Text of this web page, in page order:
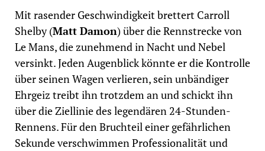
Mit rasender Geschwindigkeit brettert Carroll
Shelby (Matt Damon) über die Rennstrecke von
Le Mans, die zunehmend in Nacht und Nebel
versinkt. Jeden Augenblick könnte er die Kontrolle
über seinen Wagen verlieren, sein unbändiger
Ehrgeiz treibt ihn trotzdem an und schickt ihn
über die Ziellinie des legendären 24-Stunden-
Rennens. Für den Bruchteil einer gefährlichen
Sekunde verschwimmen Professionalität und